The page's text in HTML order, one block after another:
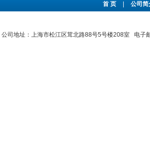
首 页 公司简
公司地址：上海市松江区茸北路88号5号楼208室 电